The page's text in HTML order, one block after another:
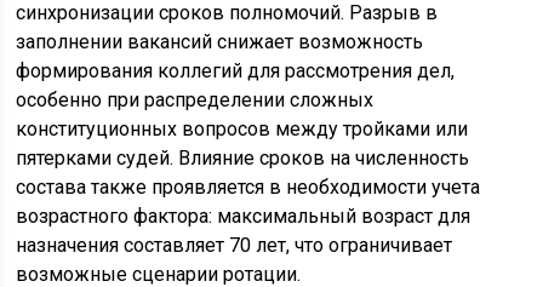
синхронизации сроков полномочий. Разрыв в
заполнении вакансий снижает возможность
формирования коллегий для рассмотрения дел,
особенно при распределении сложных
конституционных вопросов между тройками или
пятерками судей. Влияние сроков на численность
состава также проявляется в необходимости учета
возрастного фактора: максимальный возраст для
назначения составляет 70 лет, что ограничивает
возможные сценарии ротации.